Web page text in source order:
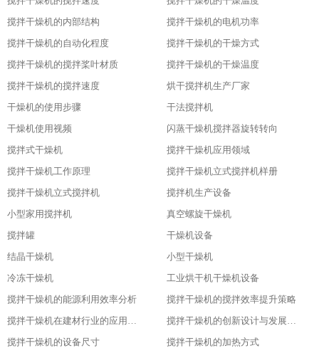
搅拌干燥机的内部结构
搅拌干燥机的电机功率
搅拌干燥机的自动化程度
搅拌干燥机的干燥方式
搅拌干燥机的搅拌桨叶材质
搅拌干燥机的干燥温度
搅拌干燥机的搅拌速度
烘干搅拌机生产厂家
干燥机的使用步骤
干法搅拌机
干燥机使用视频
闪蒸干燥机搅拌器旋转转向
搅拌式干燥机
搅拌干燥机应用领域
搅拌干燥机工作原理
搅拌干燥机立式搅拌机样册
搅拌干燥机立式搅拌机
搅拌机生产设备
小型家用搅拌机
真空螺旋干燥机
搅拌罐
干燥机设备
结晶干燥机
小型干燥机
冷冻干燥机
工业烘干机干燥机设备
搅拌干燥机的能源利用效率分析
搅拌干燥机的搅拌效率提升策略
搅拌干燥机在建材行业的应用特点
搅拌干燥机的创新设计与发展历程
搅拌干燥机的设备尺寸
搅拌干燥机的加热方式